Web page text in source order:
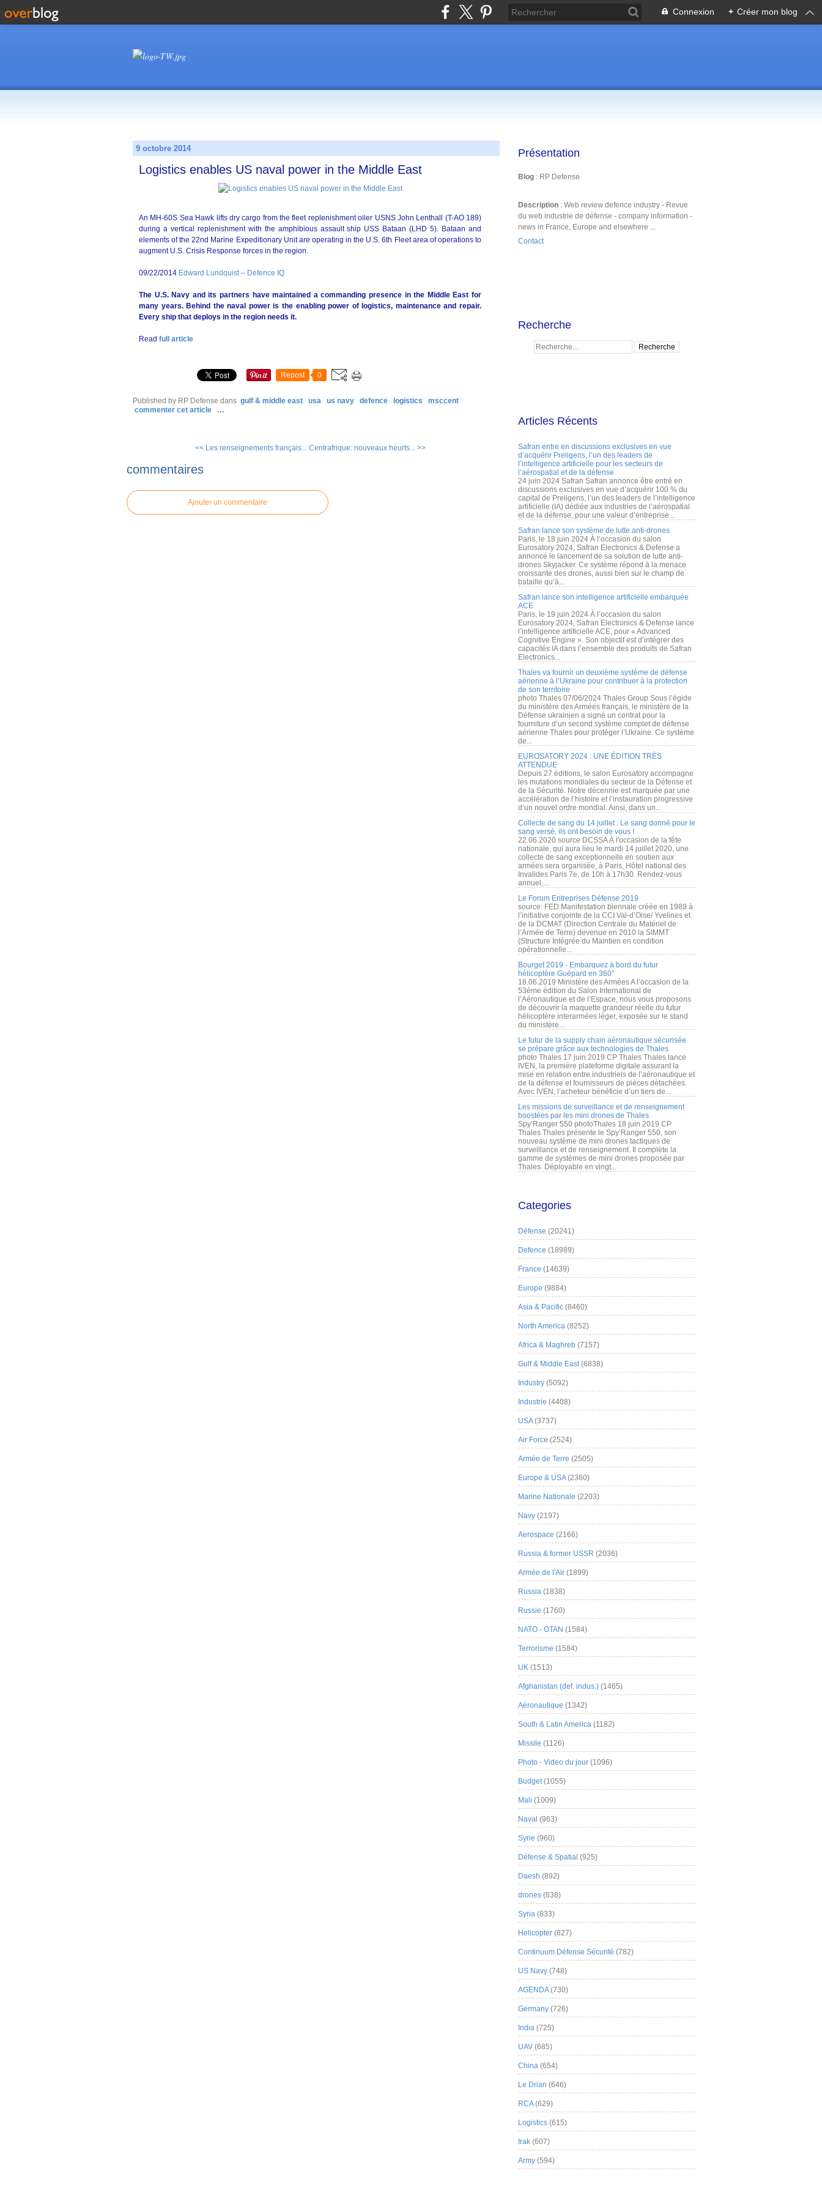
Connexion + Créer mon blog
9 octobre 2014
Logistics enables US naval power in the Middle East
An MH-60S Sea Hawk lifts dry cargo from the fleet replenishment oiler USNS John Lenthall (T-AO 189)
during a vertical replenishment with the amphibious assault ship USS Bataan (LHD 5). Bataan and
elements of the 22nd Marine Expeditionary Unit are operating in the U.S. 6th Fleet area of operations to
augment U.S. Crisis Response forces in the region.
09/22/2014 Edward Lundquist – Defence IQ
The U.S. Navy and its partners have maintained a commanding presence in the Middle East for
many years. Behind the naval power is the enabling power of logistics, maintenance and repair.
Every ship that deploys in the region needs it.
Read full article
Repost 0
Published by RP Defense dans gulf & middle east usa us navy defence logistics
msccent
commenter cet article
…
<< Les renseignements français... Centrafrique: nouveaux heurts... >>
commentaires
Ajouter un commentaire
Présentation
Blog : RP Defense
Description : Web review defence industry - Revue
du web industrie de défense - company information -
news in France, Europe and elsewhere ...
Contact
Recherche
Articles Récents
Safran entre en discussions exclusives en vue
d’acquérir Preligens, l’un des leaders de
l’intelligence artificielle pour les secteurs de
l’aérospatial et de la défense
24 juin 2024 Safran Safran annonce être entré en
discussions exclusives en vue d’acquérir 100 % du
capital de Preligens, l’un des leaders de l’intelligence
artificielle (IA) dédiée aux industries de l’aérospatial
et de la défense, pour une valeur d’entreprise...
Safran lance son système de lutte anti-drones
Paris, le 18 juin 2024 À l’occasion du salon
Eurosatory 2024, Safran Electronics & Defense a
annoncé le lancement de sa solution de lutte anti-
drones Skyjacker. Ce système répond à la menace
croissante des drones, aussi bien sur le champ de
bataille qu’à...
Safran lance son intelligence artificielle embarquée
ACE
Paris, le 19 juin 2024 À l’occasion du salon
Eurosatory 2024, Safran Electronics & Defense lance
l’intelligence artificielle ACE, pour « Advanced
Cognitive Engine ». Son objectif est d’intégrer des
capacités IA dans l’ensemble des produits de Safran
Electronics...
Thales va fournir un deuxième système de défense
aérienne à l’Ukraine pour contribuer à la protection
de son territoire
photo Thales 07/06/2024 Thales Group Sous l’égide
du ministère des Armées français, le ministère de la
Défense ukrainien a signé un contrat pour la
fourniture d’un second système complet de défense
aérienne Thales pour protéger l’Ukraine. Ce système
de...
EUROSATORY 2024 : UNE ÉDITION TRÈS
ATTENDUE
Depuis 27 éditions, le salon Eurosatory accompagne
les mutations mondiales du secteur de la Défense et
de la Sécurité. Notre décennie est marquée par une
accélération de l’histoire et l’instauration progressive
d’un nouvel ordre mondial. Ainsi, dans un...
Collecte de sang du 14 juillet : Le sang donné pour le
sang versé, ils ont besoin de vous !
22.06.2020 source DCSSA À l'occasion de la fête
nationale, qui aura lieu le mardi 14 juillet 2020, une
collecte de sang exceptionnelle en soutien aux
armées sera organisée, à Paris, Hôtel national des
Invalides Paris 7e, de 10h à 17h30. Rendez-vous
annuel,...
Le Forum Entreprises Défense 2019
source: FED Manifestation biennale créée en 1989 à
l’initiative conjointe de la CCI Val-d’Oise/ Yvelines et
de la DCMAT (Direction Centrale du Matériel de
l’Armée de Terre) devenue en 2010 la SIMMT
(Structure Intégrée du Maintien en condition
opérationnelle...
Bourget 2019 - Embarquez à bord du futur
hélicoptère Guépard en 360°
18.06.2019 Ministère des Armées A l’occasion de la
53ème édition du Salon International de
l’Aéronautique et de l’Espace, nous vous proposons
de découvrir la maquette grandeur réelle du futur
hélicoptère interarmées léger, exposée sur le stand
du ministère...
Le futur de la supply chain aéronautique sécurisée
se prépare grâce aux technologies de Thales
photo Thales 17 juin 2019 CP Thales Thales lance
IVEN, la première plateforme digitale assurant la
mise en relation entre industriels de l’aéronautique et
de la défense et fournisseurs de pièces détachées.
Avec IVEN, l’acheteur bénéficie d’un tiers de...
Les missions de surveillance et de renseignement
boostées par les mini drones de Thales
Spy’Ranger 550 photoThales 18 juin 2019 CP
Thales Thales présente le Spy’Ranger 550, son
nouveau système de mini drones tactiques de
surveillance et de renseignement. Il complète la
gamme de systèmes de mini drones proposée par
Thales. Déployable en vingt...
Categories
Défense (20241)
Defence (18989)
France (14639)
Europe (9884)
Asia & Pacific (8460)
North America (8252)
Africa & Maghreb (7157)
Gulf & Middle East(6838)
Industry (5092)
Industrie (4408)
USA(3737)
Air Force (2524)
Armée de Terre (2505)
Europe & USA(2360)
Marine Nationale (2203)
Navy (2197)
Aerospace (2166)
Russia & former USSR (2036)
Armée de l'Air (1899)
Russia (1838)
Russie (1760)
NATO - OTAN (1584)
Terrorisme (1584)
UK (1513)
Afghanistan (def. indus.) (1465)
Aéronautique (1342)
South & Latin America (1182)
Missile (1126)
Photo - Video du jour (1096)
Budget(1055)
Mali (1009)
Naval (963)
Syrie (960)
Défense & Spatial (925)
Daesh (892)
drones (838)
Syria (833)
Helicopter (827)
Continuum Défense Sécurité (782)
US Navy (748)
AGENDA(730)
Germany (726)
India (725)
UAV (685)
China (654)
Le Drian (646)
RCA(629)
Logistics (615)
Irak (607)
Army (594)